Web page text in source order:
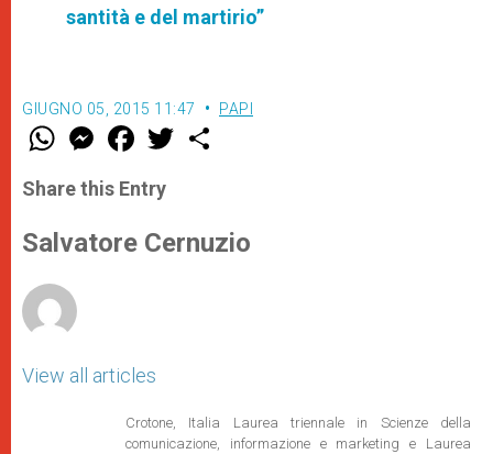
santità e del martirio”
GIUGNO 05, 2015 11:47 PAPI
W
t
s
p
p
M
e
s
e
g
e
F
a
e
b
o
k
w
r
Share this Entry
Salvatore Cernuzio
View all articles
Crotone, Italia Laurea triennale in Scienze della
comunicazione, informazione e marketing e Laurea